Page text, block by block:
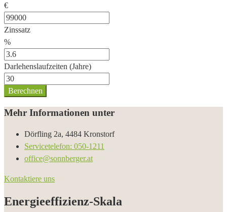
€
Zinssatz
%
Darlehenslaufzeiten (Jahre)
Berechnen
Mehr Informationen unter
Dörfling 2a, 4484 Kronstorf
Servicetelefon: 050-1211
office@sonnberger.at
Kontaktiere uns
Energieeffizienz-Skala